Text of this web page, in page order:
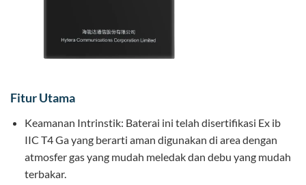
Fitur Utama
Keamanan Intrinstik: Baterai ini telah disertifikasi Ex ib
IIC T4 Ga yang berarti aman digunakan di area dengan
atmosfer gas yang mudah meledak dan debu yang mudah
terbakar.